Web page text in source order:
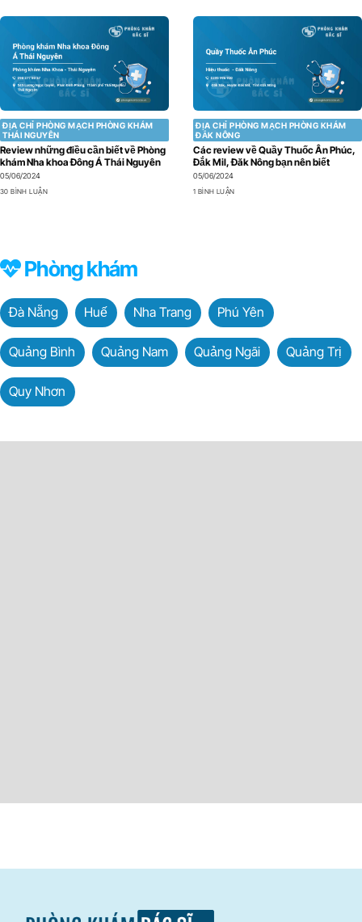
ĐỊA CHỈ PHÒNG MẠCH PHÒNG KHÁM
THÁI NGUYÊN
Review những điều cần biết về Phòng
khám Nha khoa Đông Á Thái Nguyên
05/06/2024
30 BÌNH LUẬN
ĐỊA CHỈ PHÒNG MẠCH PHÒNG KHÁM
ĐẮK NÔNG
Các review về Quầy Thuốc Ân Phúc,
Đắk Mil, Đăk Nông bạn nên biết
05/06/2024
1 BÌNH LUẬN
Phòng khám
Đà Nẵng Huế Nha Trang Phú Yên
Quảng Bình Quảng Nam Quảng Ngãi Quảng Trị
Quy Nhơn